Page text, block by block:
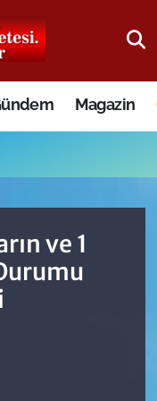
Magazin
ve 1
Fikstür